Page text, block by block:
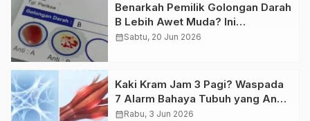
Benarkah Pemilik Golongan Darah
B Lebih Awet Muda? Ini
Penjelasannya
calendar_monthSabtu, 20 Jun 2026
Kaki Kram Jam 3 Pagi? Waspada
7 Alarm Bahaya Tubuh yang Anda
Abaikan
calendar_monthRabu, 3 Jun 2026